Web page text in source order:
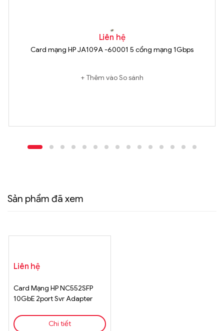
Liên hệ
Card mạng HP JA109A -60001 5 cổng mạng 1Gbps
Thêm vào So sánh
Sản phẩm đã xem
Liên hệ
Card Mạng HP NC552SFP
10GbE 2port Svr Adapter
Chi tiết